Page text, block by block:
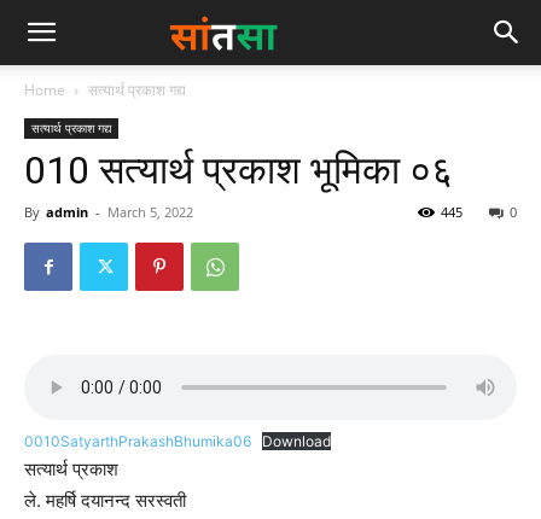
Home सत्यार्थ प्रकाश गद्य
सत्यार्थ प्रकाश गद्य
010 सत्यार्थ प्रकाश भूमिका ०६
By admin - March 5, 2022 0
445
0010SatyarthPrakashBhumika06 Download
सत्यार्थ प्रकाश
ले. महर्षि दयानन्द सरस्वती